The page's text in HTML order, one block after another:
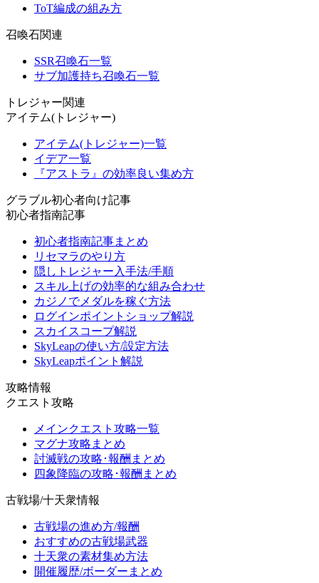
ToT編成の組み方
召喚石関連
SSR召喚石一覧
サブ加護持ち召喚石一覧
トレジャー関連
アイテム(トレジャー)
アイテム(トレジャー)一覧
イデア一覧
『アストラ』の効率良い集め方
グラブル初心者向け記事
初心者指南記事
初心者指南記事まとめ
リセマラのやり方
隠しトレジャー入手法/手順
スキル上げの効率的な組み合わせ
カジノでメダルを稼ぐ方法
ログインポイントショップ解説
スカイスコープ解説
SkyLeapの使い方/設定方法
SkyLeapポイント解説
攻略情報
クエスト攻略
メインクエスト攻略一覧
マグナ攻略まとめ
討滅戦の攻略･報酬まとめ
四象降臨の攻略･報酬まとめ
古戦場/十天衆情報
古戦場の進め方/報酬
おすすめの古戦場武器
十天衆の素材集め方法
開催履歴/ボーダーまとめ